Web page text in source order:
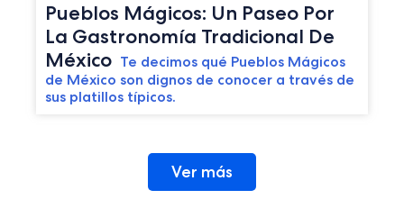
Pueblos Mágicos: Un Paseo Por
La Gastronomía Tradicional De
México Te decimos qué Pueblos Mágicos
de México son dignos de conocer a través de
sus platillos típicos.
Ver más